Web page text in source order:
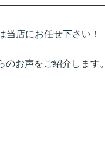
店にお任せ下さい！
お声をご紹介します。